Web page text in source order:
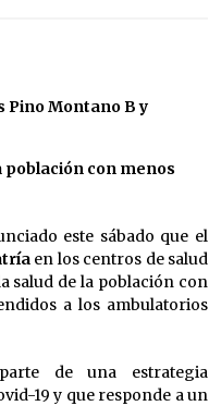
lluvia
de marihuana deja
de 2022
Pino Montano B y
población con menos
este sábado que el
en los centros de salud
salud de la población con
a los ambulatorios
de una estrategia
19 y que responde a un